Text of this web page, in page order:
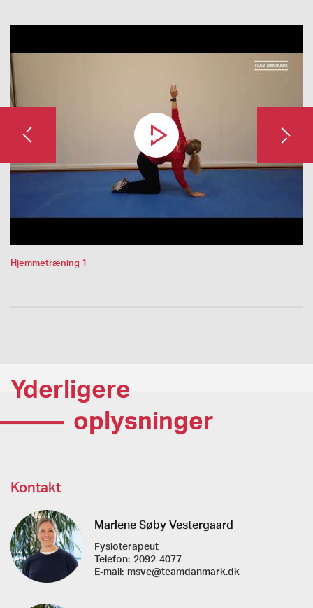
Hjemmetræning 1
Yderligere
oplysninger
Kontakt
Marlene Søby Vestergaard
Fysioterapeut
Telefon: 2092-4077
E-mail: msve@teamdanmark.dk